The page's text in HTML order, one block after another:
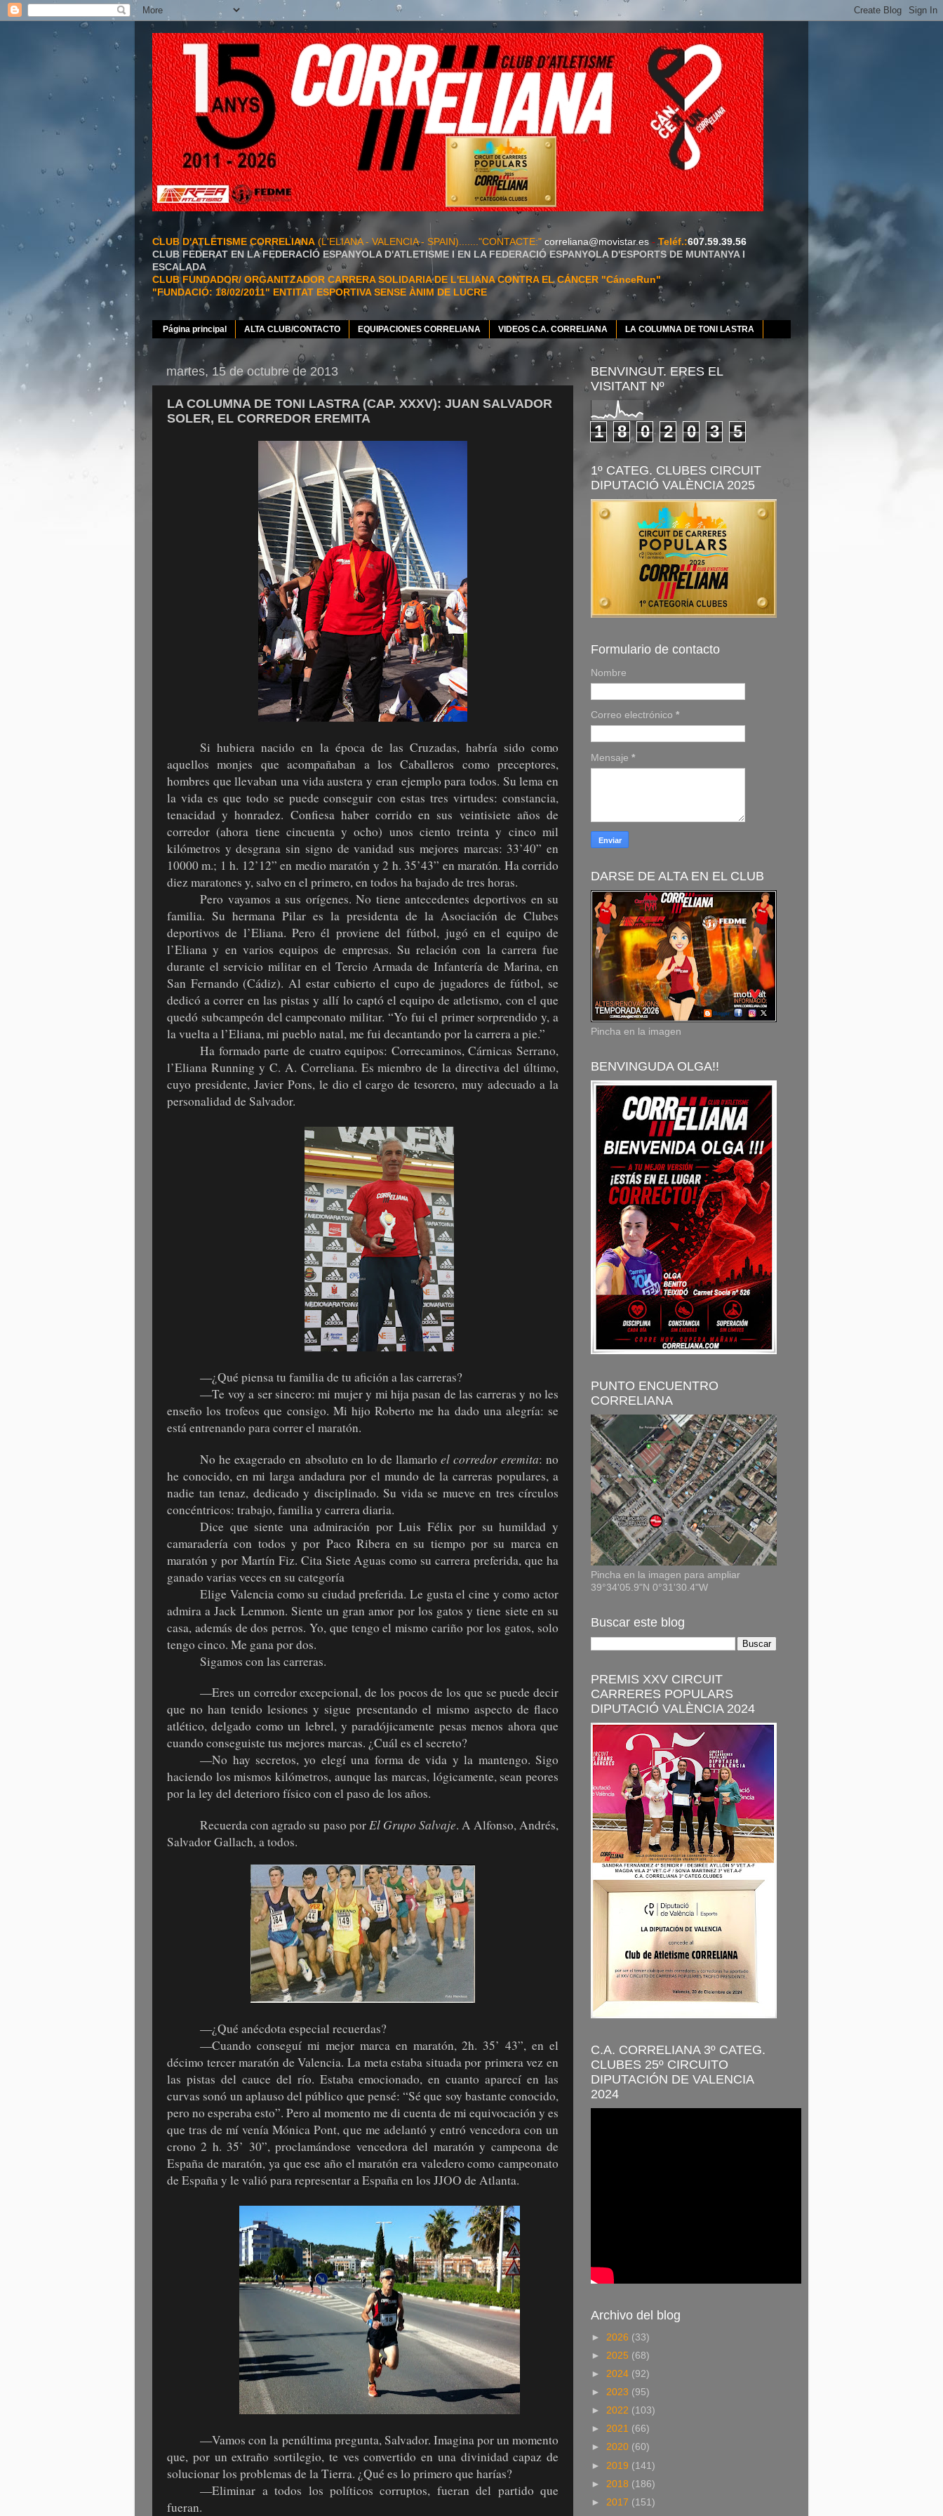
CLUB D'ATLETISME CORRELIANA (L'ELIANA - VALENCIA - SPAIN)......."CONTACTE:" correliana@movistar.es -Teléf.:607.59.39.56
CLUB FEDERAT EN LA FEDERACIÓ ESPANYOLA D'ATLETISME I EN LA FEDERACIÓ ESPANYOLA D'ESPORTS DE MUNTANYA I
ESCALADA
CLUB FUNDADOR/ ORGANITZADOR CARRERA SOLIDARIA DE L'ELIANA CONTRA EL CÁNCER "CánceRun"
"FUNDACIÓ: 18/02/2011" ENTITAT ESPORTIVA SENSE ÀNIM DE LUCRE
Página principal ALTA CLUB/CONTACTO EQUIPACIONES CORRELIANA VIDEOS C.A. CORRELIANA LA COLUMNA DE TONI LASTRA
martes, 15 de octubre de 2013
LA COLUMNA DE TONI LASTRA (CAP. XXXV): JUAN SALVADOR
SOLER, EL CORREDOR EREMITA
Si hubiera nacido en la época de las Cruzadas, habría sido como
aquellos monjes que acompañaban a los Caballeros como preceptores,
hombres que llevaban una vida austera y eran ejemplo para todos. Su lema en
la vida es que todo se puede conseguir con estas tres virtudes: constancia,
tenacidad y honradez. Confiesa haber corrido en sus veintisiete años de
corredor (ahora tiene cincuenta y ocho) unos ciento treinta y cinco mil
kilómetros y desgrana sin signo de vanidad sus mejores marcas: 33’40” en
10000 m.; 1 h. 12’12” en medio maratón y 2 h. 35’43” en maratón. Ha corrido
diez maratones y, salvo en el primero, en todos ha bajado de tres horas.
Pero vayamos a sus orígenes. No tiene antecedentes deportivos en su
familia. Su hermana Pilar es la presidenta de la Asociación de Clubes
deportivos de l’Eliana. Pero él proviene del fútbol, jugó en el equipo de
l’Eliana y en varios equipos de empresas. Su relación con la carrera fue
durante el servicio militar en el Tercio Armada de Infantería de Marina, en
San Fernando (Cádiz). Al estar cubierto el cupo de jugadores de fútbol, se
dedicó a correr en las pistas y allí lo captó el equipo de atletismo, con el que
quedó subcampeón del campeonato militar. “Yo fui el primer sorprendido y, a
la vuelta a l’Eliana, mi pueblo natal, me fui decantando por la carrera a pie.”
Ha formado parte de cuatro equipos: Correcaminos, Cárnicas Serrano,
l’Eliana Running y C. A. Correliana. Es miembro de la directiva del último,
cuyo presidente, Javier Pons, le dio el cargo de tesorero, muy adecuado a la
personalidad de Salvador.
—¿Qué piensa tu familia de tu afición a las carreras?
—Te voy a ser sincero: mi mujer y mi hija pasan de las carreras y no les
enseño los trofeos que consigo. Mi hijo Roberto me ha dado una alegría: se
está entrenando para correr el maratón.
No he exagerado en absoluto en lo de llamarlo el corredor eremita: no
he conocido, en mi larga andadura por el mundo de la carreras populares, a
nadie tan tenaz, dedicado y disciplinado. Su vida se mueve en tres círculos
concéntricos: trabajo, familia y carrera diaria.
Dice que siente una admiración por Luis Félix por su humildad y
camaradería con todos y por Paco Ribera en su tiempo por su marca en
maratón y por Martín Fiz. Cita Siete Aguas como su carrera preferida, que ha
ganado varias veces en su categoría
Elige Valencia como su ciudad preferida. Le gusta el cine y como actor
admira a Jack Lemmon. Siente un gran amor por los gatos y tiene siete en su
casa, además de dos perros. Yo, que tengo el mismo cariño por los gatos, solo
tengo cinco. Me gana por dos.
Sigamos con las carreras.
—Eres un corredor excepcional, de los pocos de los que se puede decir
que no han tenido lesiones y sigue presentando el mismo aspecto de flaco
atlético, delgado como un lebrel, y paradójicamente pesas menos ahora que
cuando conseguiste tus mejores marcas. ¿Cuál es el secreto?
—No hay secretos, yo elegí una forma de vida y la mantengo. Sigo
haciendo los mismos kilómetros, aunque las marcas, lógicamente, sean peores
por la ley del deterioro físico con el paso de los años.
Recuerda con agrado su paso por El Grupo Salvaje. A Alfonso, Andrés,
Salvador Gallach, a todos.
—¿Qué anécdota especial recuerdas?
—Cuando conseguí mi mejor marca en maratón, 2h. 35’ 43”, en el
décimo tercer maratón de Valencia. La meta estaba situada por primera vez en
las pistas del cauce del río. Estaba emocionado, en cuanto aparecí en las
curvas sonó un aplauso del público que pensé: “Sé que soy bastante conocido,
pero no esperaba esto”. Pero al momento me di cuenta de mi equivocación y es
que tras de mí venía Mónica Pont, que me adelantó y entró vencedora con un
crono 2 h. 35’ 30”, proclamándose vencedora del maratón y campeona de
España de maratón, ya que ese año el maratón era valedero como campeonato
de España y le valió para representar a España en los JJOO de Atlanta.
—Vamos con la penúltima pregunta, Salvador. Imagina por un momento
que, por un extraño sortilegio, te ves convertido en una divinidad capaz de
solucionar los problemas de la Tierra. ¿Qué es lo primero que harías?
—Eliminar a todos los políticos corruptos, fueran del partido que
fueran.
BENVINGUT. ERES EL
VISITANT Nº
1 8 0 2 0 3 5
1º CATEG. CLUBES CIRCUIT
DIPUTACIÓ VALÈNCIA 2025
Formulario de contacto
Nombre
Correo electrónico *
Mensaje *
DARSE DE ALTA EN EL CLUB
Pincha en la imagen
BENVINGUDA OLGA!!
PUNTO ENCUENTRO
CORRELIANA
Pincha en la imagen para ampliar
39°34'05.9"N 0°31'30.4"W
Buscar este blog
PREMIS XXV CIRCUIT
CARRERES POPULARS
DIPUTACIÓ VALÈNCIA 2024
C.A. CORRELIANA 3º CATEG.
CLUBES 25º CIRCUITO
DIPUTACIÓN DE VALENCIA
2024
Archivo del blog
► 2026 (33)
► 2025 (68)
► 2024 (92)
► 2023 (95)
► 2022 (103)
► 2021 (66)
► 2020 (60)
► 2019 (141)
► 2018 (186)
► 2017 (151)